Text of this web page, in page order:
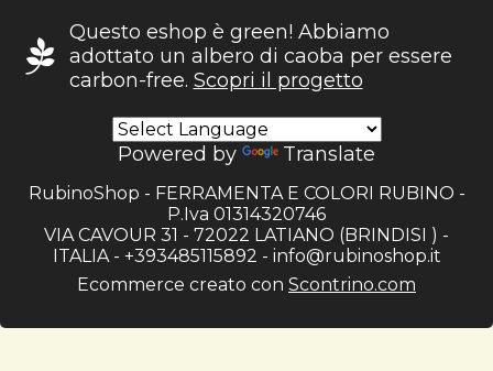
Questo eshop è green! Abbiamo
adottato un albero di caoba per essere
carbon-free. Scopri il progetto
Powered by Translate
RubinoShop - FERRAMENTA E COLORI RUBINO -
P.Iva 01314320746
VIA CAVOUR 31 - 72022 LATIANO (BRINDISI ) -
ITALIA - +393485115892 - info@rubinoshop.it
Ecommerce creato con Scontrino.com